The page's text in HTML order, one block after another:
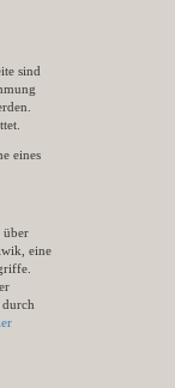
sind
eines
über
eine
durch